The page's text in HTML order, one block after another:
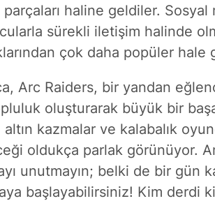
haline geldiler. Sosyal
sürekli iletişim halinde
çok daha popüler hale
Arc Raiders, bir yandan
oluşturarak büyük bir
altın kazmalar ve kalabalık
oldukça parlak görünüyor.
unutmayın; belki de bir gün
başlayabilirsiniz! Kim derdi